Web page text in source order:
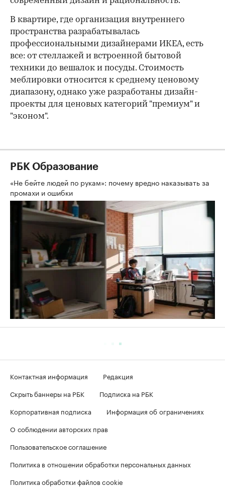
В квартире, где организация внутреннего
пространства разрабатывалась
профессиональными дизайнерами ИКЕА, есть
все: от стеллажей и встроенной бытовой
техники до вешалок и посуды. Стоимость
меблировки относится к среднему ценовому
диапазону, однако уже разработаны дизайн-
проекты для ценовых категорий "премиум" и
"эконом".
РБК Образование
«Не бейте людей по рукам»: почему вредно наказывать за
промахи и ошибки
Контактная информация
Редакция
Скрыть баннеры на РБК
Подписка на РБК
Корпоративная подписка
Информация об ограничениях
О соблюдении авторских прав
Пользовательское соглашение
Политика в отношении обработки персональных данных
Политика обработки файлов cookie